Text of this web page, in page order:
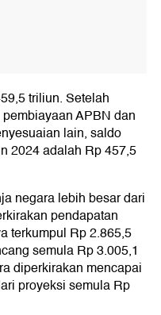
triliun. Setelah
APBN dan
lain, saldo
2024 adalah Rp 457,5
negara lebih besar dari
pendapatan
terkumpul Rp 2.865,5
semula Rp 3.005,1
diperkirakan mencapai
proyeksi semula Rp